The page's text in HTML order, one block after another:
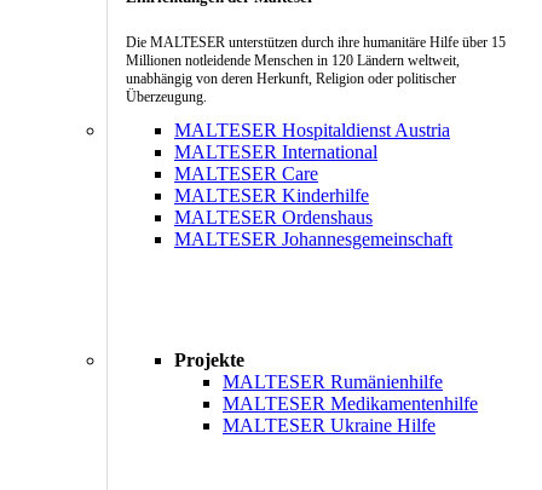
Die MALTESER unterstützen durch ihre humanitäre Hilfe über 15
Millionen notleidende Menschen in 120 Ländern weltweit,
unabhängig von deren Herkunft, Religion oder politischer
Überzeugung.
MALTESER Hospitaldienst Austria
MALTESER International
MALTESER Care
MALTESER Kinderhilfe
MALTESER Ordenshaus
MALTESER Johannesgemeinschaft
Projekte
MALTESER Rumänienhilfe
MALTESER Medikamentenhilfe
MALTESER Ukraine Hilfe